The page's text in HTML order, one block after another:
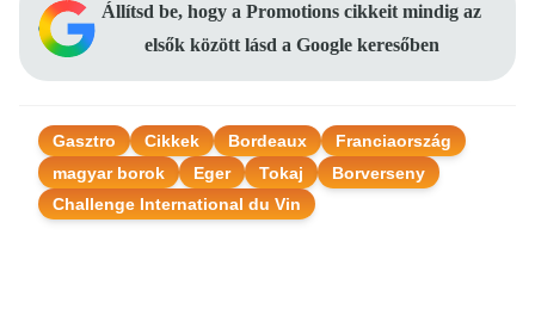
Állítsd be, hogy a Promotions cikkeit mindig az
elsők között lásd a Google keresőben
Gasztro Cikkek Bordeaux
Franciaország
magyar borok
Eger Tokaj
Borverseny
Challenge International du Vin